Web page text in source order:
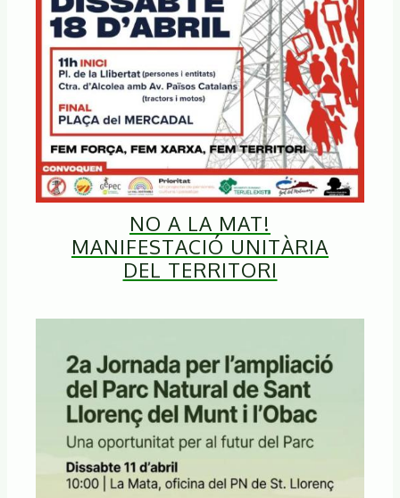
NO A LA MAT!
MANIFESTACIÓ UNITÀRIA
DEL TERRITORI